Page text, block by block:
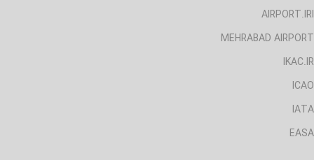
AIRPORT.IRI
MEHRABAD AIRPORT
IKAC.IR
ICAO
IATA
EASA